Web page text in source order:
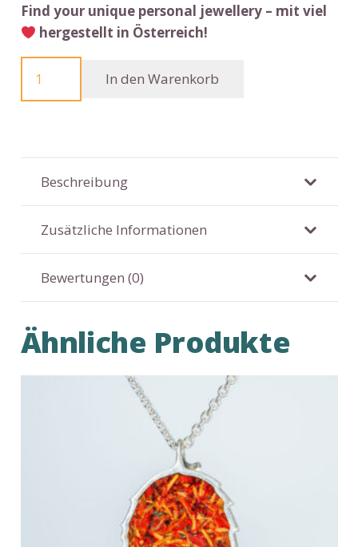
Find your unique personal jewellery – mit viel
hergestellt in Österreich!
Silber
MOUNTAIN
MEADOW
Menge
In den Warenkorb
Beschreibung
Zusätzliche Informationen
Bewertungen (0)
Ähnliche Produkte